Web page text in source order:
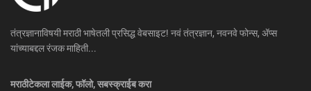
तंत्रज्ञानाविषयी मराठी भाषेतली प्रसिद्ध वेबसाइट! नवं तंत्रज्ञान, नवनवे फोन्स, ॲप्स
यांच्याबद्दल रंजक माहिती...
मराठीटेकला लाईक, फॉलो, सबस्क्राईब करा